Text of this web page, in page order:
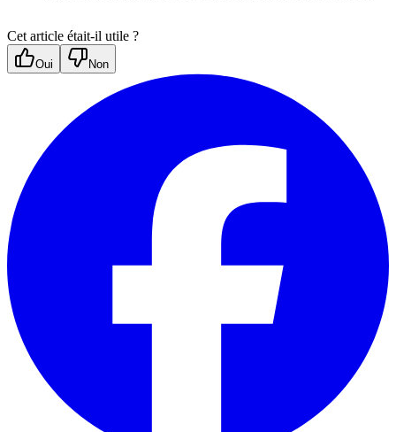
Cet article était-il utile ?
Oui Non